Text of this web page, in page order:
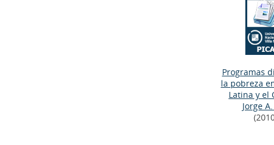
Programas
la pobreza
Latina y el
Jorge